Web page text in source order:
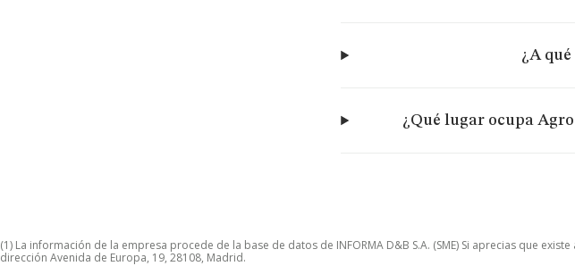
¿A
¿Qué lugar ocupa
(1) La información de la empresa procede de la base de datos de INFORMA D&B S.A. (SME) Si aprecias que
dirección Avenida de Europa, 19, 28108, Madrid.